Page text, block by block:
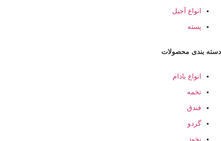
انواع آجیل
پسته
محصولات
انواع بادام
تخمه
فندق
گردو